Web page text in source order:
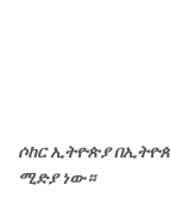
ሶከር ኢትዮጵያ
ሚድያ ነው።